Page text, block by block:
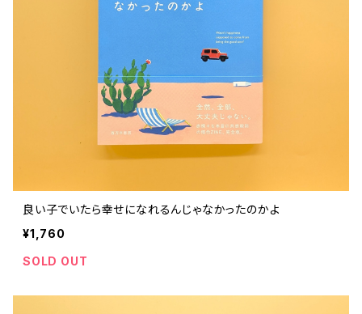
良い子でいたら幸せになれるんじゃなかったのかよ
¥1,760
SOLD OUT